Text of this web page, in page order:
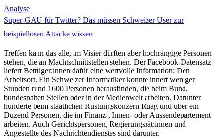
Analyse
Super-GAU für Twitter? Das müssen Schweizer User zur
beispiellosen Attacke wissen
Treffen kann das alle, im Visier dürften aber hochrangige Personen
stehen, die an Machtschnittstellen stehen. Der Facebook-Datensatz
liefert Betrüger:innen dafür eine wertvolle Information: Den
Arbeitsort. Ein Schweizer Informatiker konnte innert weniger
Stunden rund 1600 Personen herausfinden, die beim Bund,
bundesnahen Stellen oder in der Medienwelt arbeiten. Darunter
hunderte beim staatlichen Rüstungskonzern Ruag und über ein
Duzend Personen, die im Finanz-, Innen- oder Aussendepartement
arbeiten. Auch Gerichtspersonen, Regierungsrät:innen und
Angestellte des Nachrichtendienstes sind darunter.